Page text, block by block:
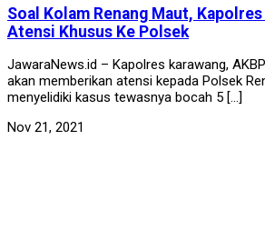
Soal Kolam Renang Maut,
Atensi Khusus Ke Polsek
JawaraNews.id – Kapolres karawang,
akan memberikan atensi kepada Polsek
menyelidiki kasus tewasnya bocah 5 […]
Nov 21, 2021